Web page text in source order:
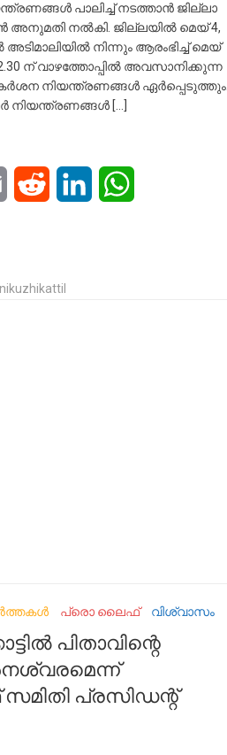
പാലിച്ച് നടത്താന്‍ ജില്ലാ
അനുമതി നല്‍കി. ജില്ലയില്‍ മെയ് 4,
അടിമാലിയില്‍ നിന്നും ആരംഭിച്ച് മെയ്
ന് വാഴത്തോപ്പില്‍ അവസാനിക്കുന്ന
നിയന്ത്രണങ്ങള്‍ ഏര്‍പ്പെടുത്തും.
നിയന്ത്രണങ്ങള്‍ […]
Email Reddit LinkedIn
പ്രൊ ലൈഫ് വിശ്വാസം
പിതാവിന്റെ
പ്രസിഡന്റ്